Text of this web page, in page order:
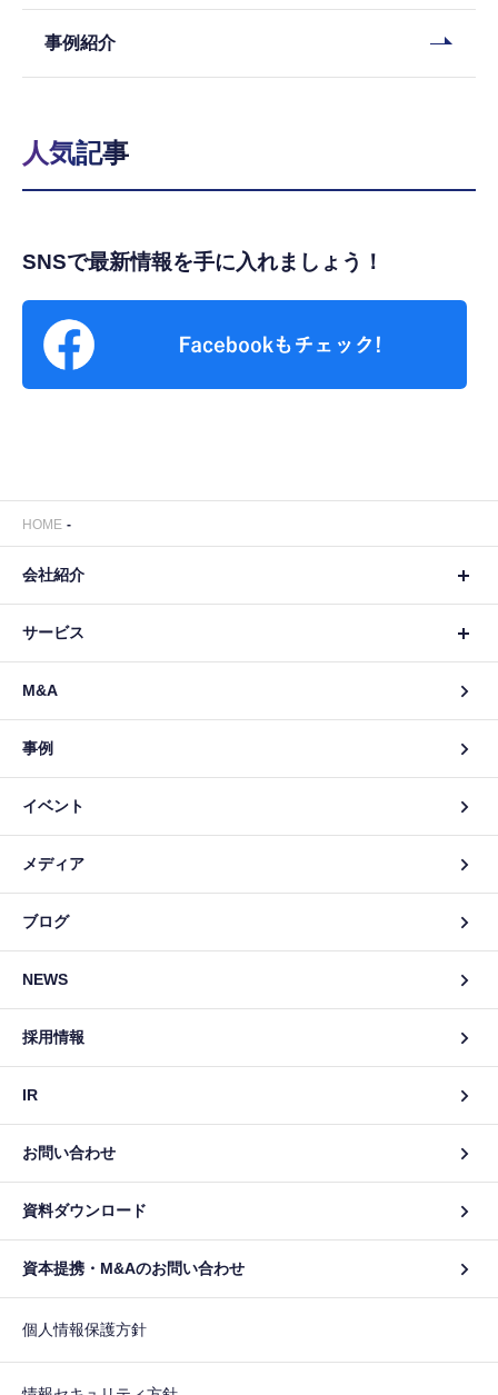
事例紹介
人気記事
SNSで最新情報を手に入れましょう！
HOME
会社紹介
サービス
M&A
事例
イベント
メディア
ブログ
NEWS
採用情報
IR
お問い合わせ
資料ダウンロード
資本提携・M&Aのお問い合わせ
個人情報保護方針